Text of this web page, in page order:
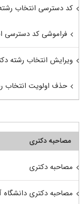
کد دسترسی انتخاب
فراموشی کد دسترسی
ویرایش انتخاب رشته
حذف اولویت انتخاب
مصاحبه دکتری
مصاحبه دکتری
مصاحبه دکتری دانشگاه